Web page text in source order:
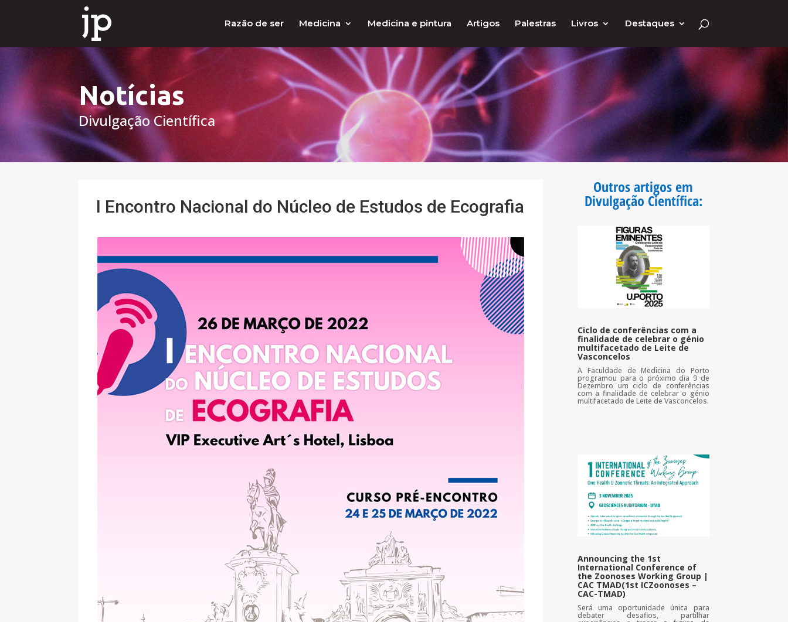
Razão de ser Medicina Medicina e pintura Artigos Palestras Livros Destaques
Notícias
Divulgação Científica
I Encontro Nacional do Núcleo de Estudos de Ecografia
Outros artigos em
Divulgação Científica:
Ciclo de conferências com a
finalidade de celebrar o génio
multifacetado de Leite de
Vasconcelos
A Faculdade de Medicina do Porto
programou para o próximo dia 9 de
Dezembro um ciclo de conferências
com a finalidade de celebrar o génio
multifacetado de Leite de Vasconcelos.
Announcing the 1st
International Conference of
the Zoonoses Working Group |
CAC TMAD(1st ICZoonoses –
CAC-TMAD)
Será uma oportunidade única para
debater desafios, partilhar